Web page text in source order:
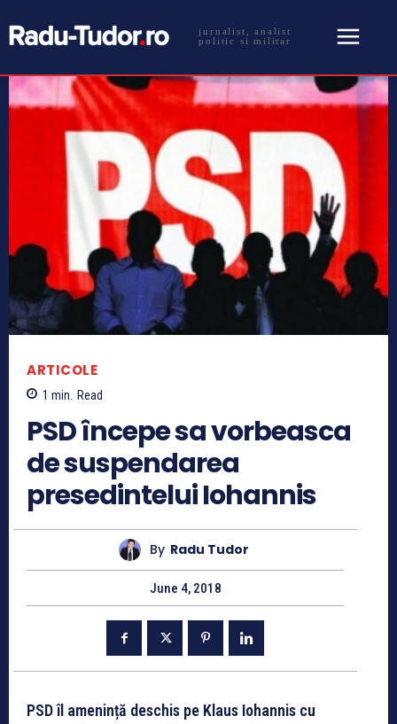
jurnalist, analist
politic si militar
ARTICOLE
1 min. Read
PSD începe sa vorbeasca
de suspendarea
presedintelui Iohannis
By Radu Tudor
June 4, 2018
PSD îl amenință deschis pe Klaus Iohannis cu